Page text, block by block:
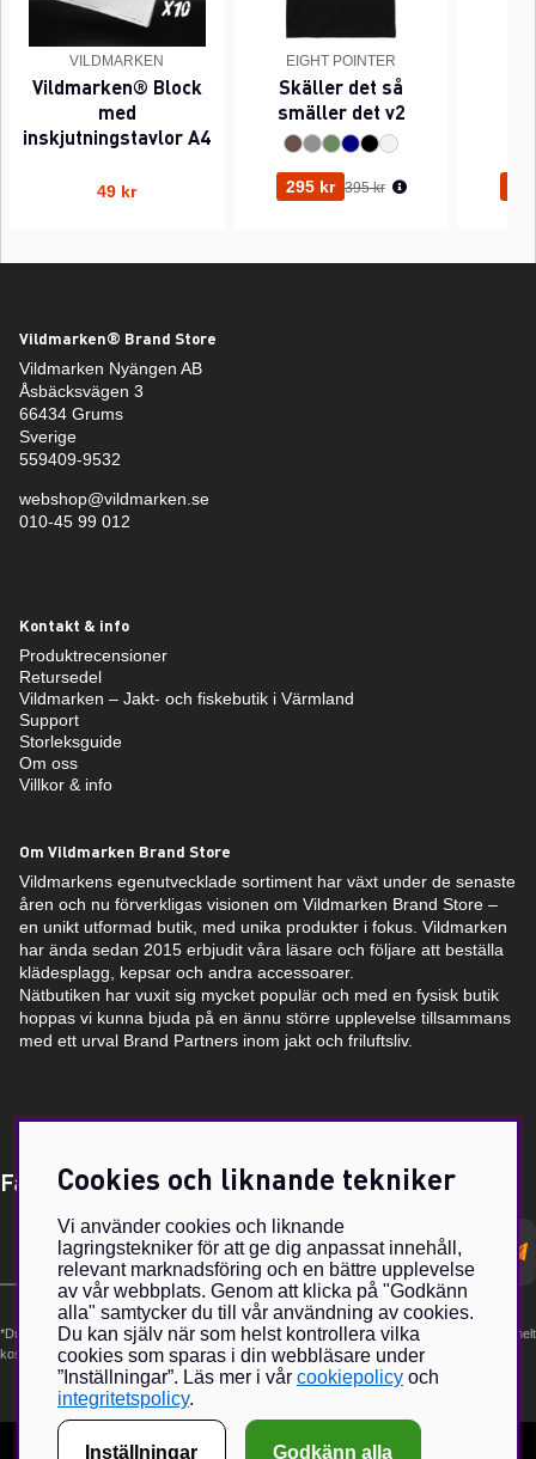
VILDMARKEN
Vildmarken® Block
med
inskjutningstavlor A4
49 kr
EIGHT POINTER
Skäller det så
smäller det v2
295 kr Ordinarie pris:
395 kr
Vildmarken® Brand Store
Vildmarken Nyängen AB
Åsbäcksvägen 3
66434 Grums
Sverige
559409-9532
webshop@vildmarken.se
010-45 99 012
Kontakt & info
Produktrecensioner
Retursedel
Vildmarken – Jakt- och fiskebutik i Värmland
Support
Storleksguide
Om oss
Villkor & info
Om Vildmarken Brand Store
Vildmarkens egenutvecklade sortiment har växt under de senaste
åren och nu förverkligas visionen om Vildmarken Brand Store –
en unikt utformad butik, med unika produkter i fokus. Vildmarken
har ända sedan 2015 erbjudit våra läsare och följare att beställa
klädesplagg, kepsar och andra accessoarer.
Nätbutiken har vuxit sig mycket populär och med en fysisk butik
hoppas vi kunna bjuda på en ännu större upplevelse tillsammans
med ett urval Brand Partners inom jakt och friluftsliv.
Få Magasin Vildmarken direkt till din e-post!*
postadress
*Du kan även få erbjudanden och nyheter från samarbetspartners. Din prenumeration är helt
kostnadsfri och kan avslutas när som helst.
Cookies och liknande tekniker
Vi använder cookies och liknande
lagringstekniker för att ge dig anpassat innehåll,
relevant marknadsföring och en bättre upplevelse
av vår webbplats. Genom att klicka på "Godkänn
alla" samtycker du till vår användning av cookies.
Du kan själv när som helst kontrollera vilka
cookies som sparas i din webbläsare under
”Inställningar”. Läs mer i vår cookiepolicy och
integritetspolicy.
Inställningar Godkänn alla